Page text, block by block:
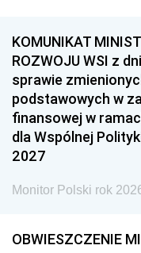
KOMUNIKAT
ROZWOJU WSI z
sprawie
podstawowych w
finansowej w
dla Wspólnej
2027
Monitor Polski rok
OBWIESZCZENIE